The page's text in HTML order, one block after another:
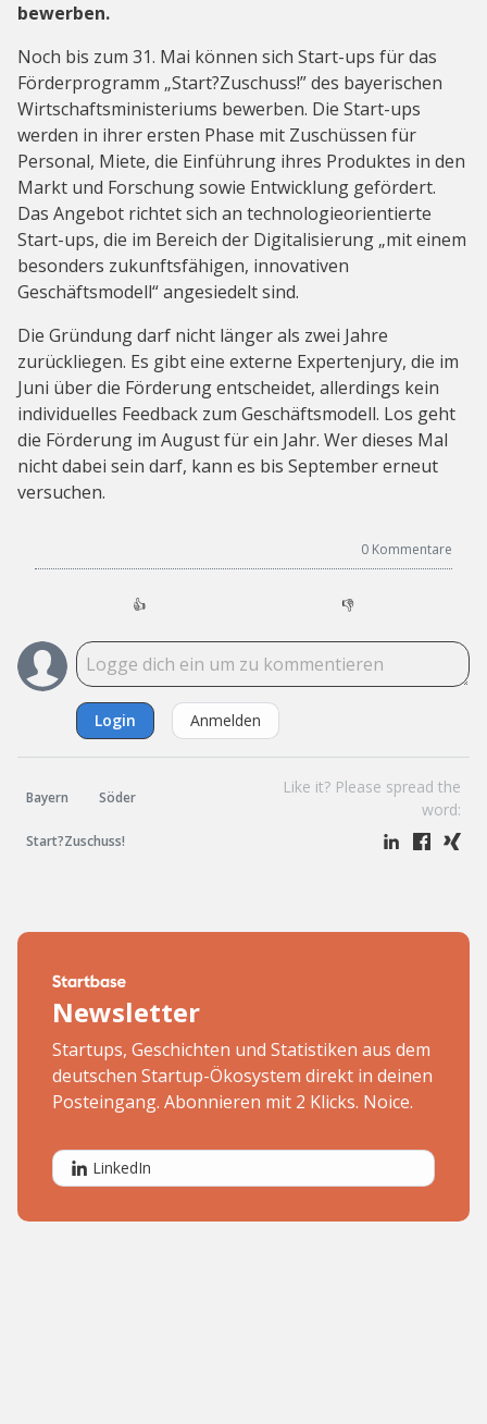
bewerben.
Noch bis zum 31. Mai können sich Start-ups für das
Förderprogramm „Start?Zuschuss!” des bayerischen
Wirtschaftsministeriums bewerben. Die Start-ups
werden in ihrer ersten Phase mit Zuschüssen für
Personal, Miete, die Einführung ihres Produktes in den
Markt und Forschung sowie Entwicklung gefördert.
Das Angebot richtet sich an technologieorientierte
Start-ups, die im Bereich der Digitalisierung „mit einem
besonders zukunftsfähigen, innovativen
Geschäftsmodell“ angesiedelt sind.
Die Gründung darf nicht länger als zwei Jahre
zurückliegen. Es gibt eine externe Expertenjury, die im
Juni über die Förderung entscheidet, allerdings kein
individuelles Feedback zum Geschäftsmodell. Los geht
die Förderung im August für ein Jahr. Wer dieses Mal
nicht dabei sein darf, kann es bis September erneut
versuchen.
0 Kommentare
👍 👎
Login Anmelden
Bayern Söder
Start?Zuschuss!
Like it? Please spread the
word:
Newsletter
Startups, Geschichten und Statistiken aus dem
deutschen Startup-Ökosystem direkt in deinen
Posteingang. Abonnieren mit 2 Klicks. Noice.
LinkedIn